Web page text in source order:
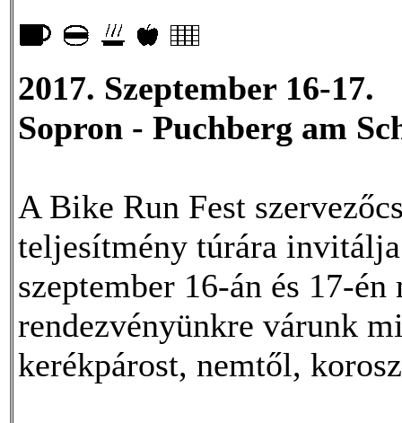
2017. Szeptember 16-17.
Sopron - Puchberg am
A Bike Run Fest
teljesítmény túrára
szeptember 16-án és 17-
rendezvényünkre várunk
kerékpárost, nemtől,